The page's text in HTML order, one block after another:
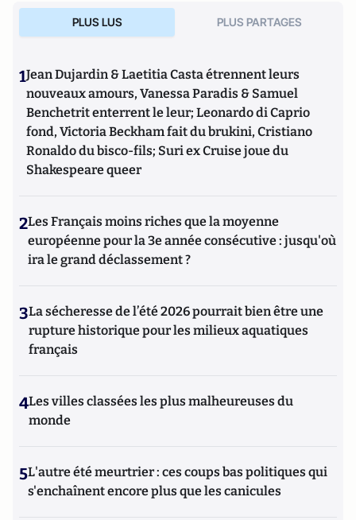
PLUS LUS PLUS PARTAGES
1Jean Dujardin & Laetitia Casta étrennent leurs
nouveaux amours, Vanessa Paradis & Samuel
Benchetrit enterrent le leur; Leonardo di Caprio
fond, Victoria Beckham fait du brukini, Cristiano
Ronaldo du bisco-fils; Suri ex Cruise joue du
Shakespeare queer
2Les Français moins riches que la moyenne
européenne pour la 3e année consécutive : jusqu'où
ira le grand déclassement ?
3La sécheresse de l’été 2026 pourrait bien être une
rupture historique pour les milieux aquatiques
français
4Les villes classées les plus malheureuses du
monde
5L'autre été meurtrier : ces coups bas politiques qui
s'enchaînent encore plus que les canicules